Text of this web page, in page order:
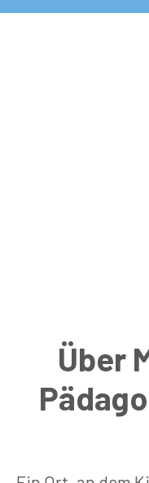
Über